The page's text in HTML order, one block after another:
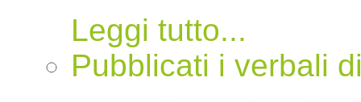
Leggi tutto...
Pubblicati i verbali